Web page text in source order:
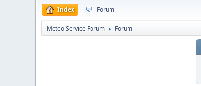
Index Forum
Meteo Service Forum ► Forum